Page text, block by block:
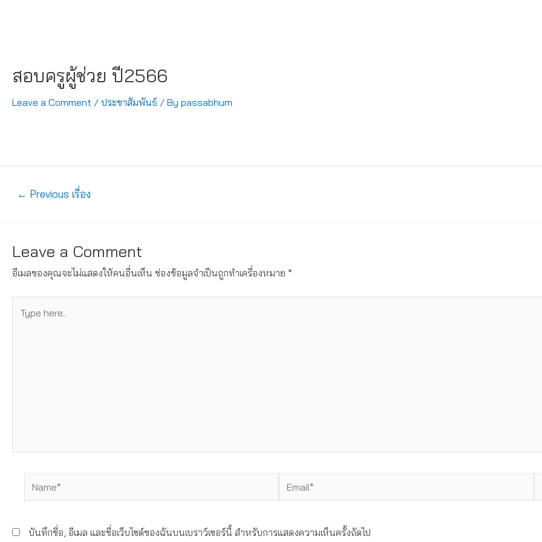
สอบครูผู้ช่วย ปี2566
Leave a Comment / ประชาสัมพันธ์ / By passabhum
แนะแนว
← Previous เรื่อง
Leave a Comment
อีเมลของคุณจะไม่แสดงให้คนอื่นเห็น ช่องข้อมูลจำเป็นถูกทำเครื่องหมาย *
here..
Name* Email*
บันทึกชื่อ, อีเมล และชื่อเว็บไซต์ของฉันบนเบราว์เซอร์นี้ สำหรับการแสดงความเห็นครั้งถัดไป